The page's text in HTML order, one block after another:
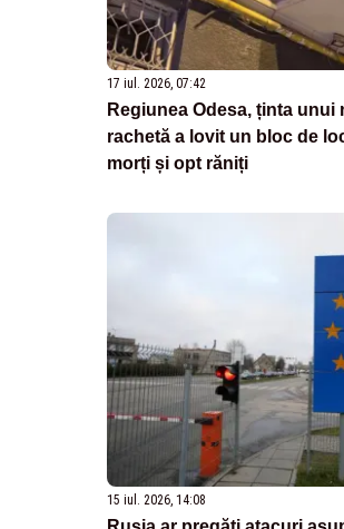
17 iul. 2026, 07:42
Regiunea Odesa, ținta unui
rachetă a lovit un bloc de
morți și opt răniți
15 iul. 2026, 14:08